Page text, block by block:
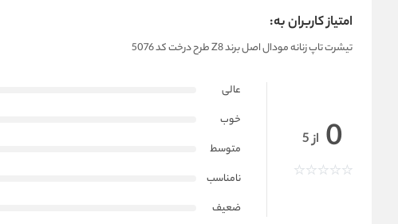
امتیاز کاربران به:
تیشرت تاپ زنانه مودال اصل برند Z8 طرح درخت کد 5076
0 از 5
عالی
خوب
متوسط
نامناسب
ضعیف